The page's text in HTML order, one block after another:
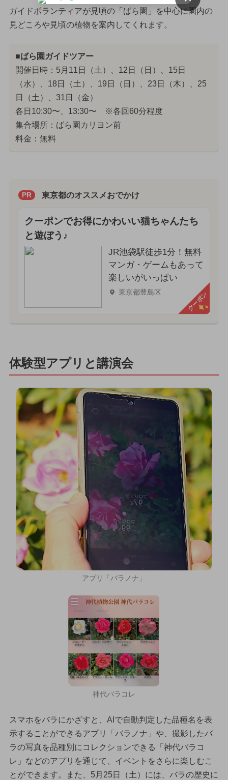
ガイドボランティアが見頃の「ばら園」を中心に園内の
見どころや見頃の植物を案内してくれます。
■ばら園ガイドツアー
開催日時：5月11日（土）、12日（日）、15日
（水）、18日（土）、19日（日）、23日（木）、25
日（土）、31日（金）
各日10:30〜、13:30〜 ※各回60分程度
集合場所：ばら園カリヨン前
料金：無料
PR 東京都のオススメおでかけ
クーポンでお得にかわいい猫ちゃんたち
と遊ぼう♪
JR池袋駅徒歩1分！無料
マンガ・ゲームもあって
楽しいがいっぱい
東京都豊島区 クーポン
体験型アプリと講演会
アプリ「バラノナ」
神代バラコレ
スマホをバラにかざすと、AIで自動判定した品種名を表
示することができるアプリ「バラノナ」や、撮影したバ
ラの写真を品種別にコレクションできる「神代バラコ
レ」などのアプリを通じて、イベントをさらに楽しむこ
とができます。また、5月25日（土）には、バラの歴史に